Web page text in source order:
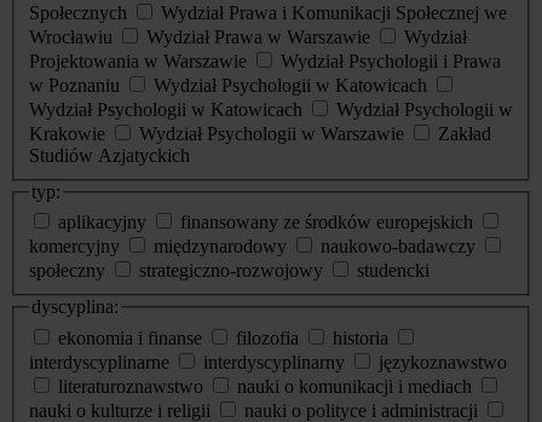
Społecznych
Wydział Prawa i Komunikacji Społecznej we
Wrocławiu
Wydział Prawa w Warszawie
Wydział
Projektowania w Warszawie
Wydział Psychologii i Prawa
w Poznaniu
Wydział Psychologii w Katowicach
Wydział Psychologii w Katowicach
Wydział Psychologii w
Krakowie
Wydział Psychologii w Warszawie
Zakład
Studiów Azjatyckich
typ:
aplikacyjny
finansowany ze środków europejskich
komercyjny
międzynarodowy
naukowo-badawczy
społeczny
strategiczno-rozwojowy
studencki
dyscyplina:
ekonomia i finanse
filozofia
historia
interdyscyplinarne
interdyscyplinarny
językoznawstwo
literaturoznawstwo
nauki o komunikacji i mediach
nauki o kulturze i religii
nauki o polityce i administracji